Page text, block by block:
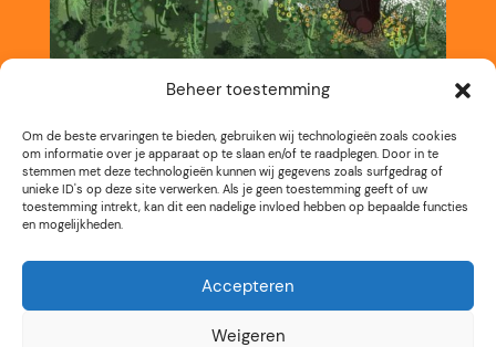
Beheer toestemming
Om de beste ervaringen te bieden, gebruiken wij technologieën zoals cookies
om informatie over je apparaat op te slaan en/of te raadplegen. Door in te
stemmen met deze technologieën kunnen wij gegevens zoals surfgedrag of
unieke ID's op deze site verwerken. Als je geen toestemming geeft of uw
toestemming intrekt, kan dit een nadelige invloed hebben op bepaalde functies
en mogelijkheden.
Accepteren
Weigeren